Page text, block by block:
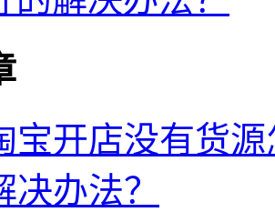
宝开店没有货
决办法？